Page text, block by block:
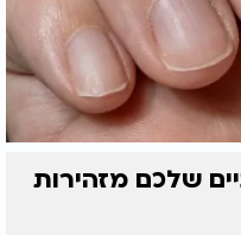
שלכם מזהירות